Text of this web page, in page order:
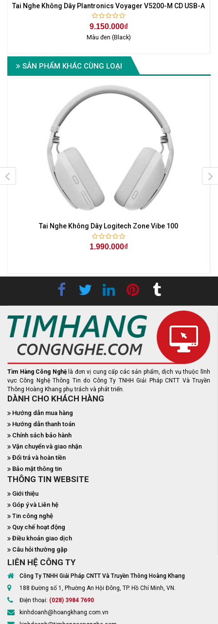
Tai Nghe Không Dây Plantronics Voyager V5200-M CD USB-A
9.150.000₫
Màu đen (Black)
SẢN PHẨM KHÁC CÙNG LOẠI
Tai Nghe Không Dây Logitech Zone Vibe 100
1.990.000₫
Tìm Hàng Công Nghệ là đơn vị cung cấp các sản phẩm, dịch vụ thuộc lĩnh
vực Công Nghệ Thông Tin do Công Ty TNHH Giải Pháp CNTT Và Truyền
Thông Hoàng Khang phụ trách và phát triển.
DÀNH CHO KHÁCH HÀNG
Hướng dẫn mua hàng
Hướng dẫn thanh toán
Chính sách bảo hành
Vận chuyển và giao nhận
Đổi trả và hoàn tiền
Bảo mật thông tin
THÔNG TIN WEBSITE
Giới thiệu
Góp ý và Liên hệ
Tin công nghệ
Quy chế hoạt động
Điều khoản giao dịch
Câu hỏi thường gặp
LIÊN HỆ CÔNG TY
Công Ty TNHH Giải Pháp CNTT Và Truyền Thông Hoàng Khang
188 Đường số 1, Phường An Hội Đông, TP. Hồ Chí Minh, VN.
Điện thoại: (028) 3984 7690
kinhdoanh@hoangkhang.com.vn